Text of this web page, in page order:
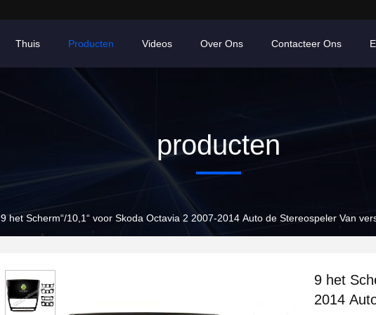
Thuis Producten Videos Over Ons Contacteer Ons
producten
9 het Scherm“/10,1“ voor Skoda Octavia 2 2007-2014 Auto de Stereospeler Van
9 het
2014